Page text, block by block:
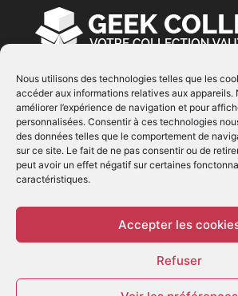
Nous utilisons des technologies telles que les
accéder aux informations relatives aux appareils.
améliorer l’expérience de navigation et pour
personnalisées. Consentir à ces technologies
des données telles que le comportement de
sur ce site. Le fait de ne pas consentir ou de
peut avoir un effet négatif sur certaines
caractéristiques.
Accepter les
Refuser
À PROPOS
© Copyright 2022 | Produit par
Réservés